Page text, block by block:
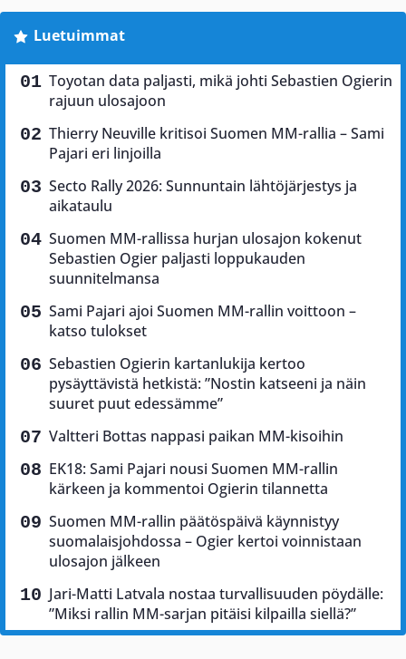
Luetuimmat
Toyotan data paljasti, mikä johti Sebastien Ogierin
rajuun ulosajoon
Thierry Neuville kritisoi Suomen MM-rallia – Sami
Pajari eri linjoilla
Secto Rally 2026: Sunnuntain lähtöjärjestys ja
aikataulu
Suomen MM-rallissa hurjan ulosajon kokenut
Sebastien Ogier paljasti loppukauden
suunnitelmansa
Sami Pajari ajoi Suomen MM-rallin voittoon –
katso tulokset
Sebastien Ogierin kartanlukija kertoo
pysäyttävistä hetkistä: ”Nostin katseeni ja näin
suuret puut edessämme”
Valtteri Bottas nappasi paikan MM-kisoihin
EK18: Sami Pajari nousi Suomen MM-rallin
kärkeen ja kommentoi Ogierin tilannetta
Suomen MM-rallin päätöspäivä käynnistyy
suomalaisjohdossa – Ogier kertoi voinnistaan
ulosajon jälkeen
Jari-Matti Latvala nostaa turvallisuuden pöydälle:
”Miksi rallin MM-sarjan pitäisi kilpailla siellä?”